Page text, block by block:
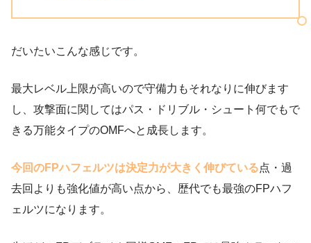
だいたいこんな感じです。
最大レベル上限が高いので守備力もそれなりに伸びます
し、攻撃面に関してはパス・ドリブル・シュート何でもで
きる万能タイプのOMFへと成長します。
今回のFPハフェルツは決定力が大きく伸びている点・過
去回よりも強化値が高い点から、歴代でも最強のFPハフ
ェルツになります。